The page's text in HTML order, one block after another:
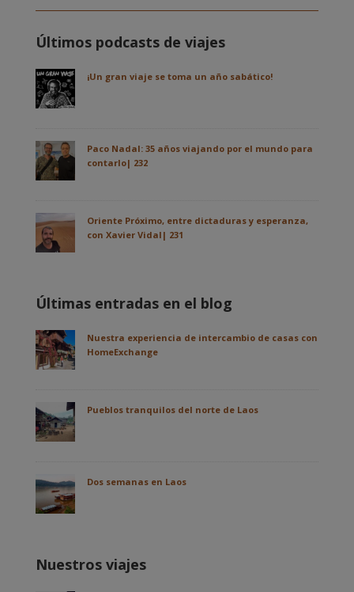
Últimos podcasts de viajes
¡Un gran viaje se toma un año sabático!
Paco Nadal: 35 años viajando por el mundo para
contarlo| 232
Oriente Próximo, entre dictaduras y esperanza,
con Xavier Vidal| 231
Últimas entradas en el blog
Nuestra experiencia de intercambio de casas con
HomeExchange
Pueblos tranquilos del norte de Laos
Dos semanas en Laos
Nuestros viajes